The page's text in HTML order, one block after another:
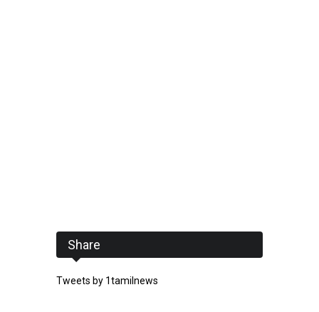
Share
Tweets by 1tamilnews